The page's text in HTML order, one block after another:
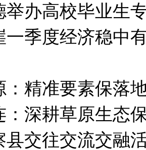
举办高校毕业生
一季度经济稳中
：精准要素保落
：深耕草原生态
县交往交流交融